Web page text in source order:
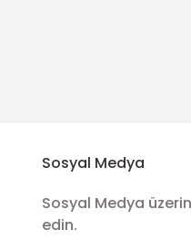
Sosyal Medya
Sosyal Medya
edin.